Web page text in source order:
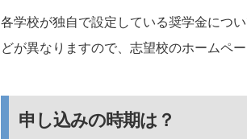
各学校が独自で設定している奨学金につ
どが異なりますので、志望校のホームペ
申し込みの時期は？